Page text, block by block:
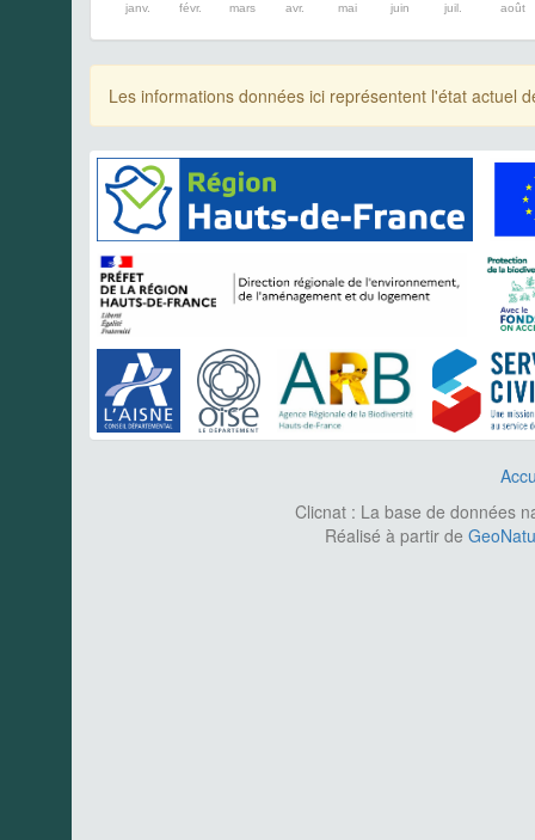
janv. févr. mars avr. mai juin juil. août
Les informations données ici représentent l'état actuel
Clicnat : La base de données
Réalisé à partir de